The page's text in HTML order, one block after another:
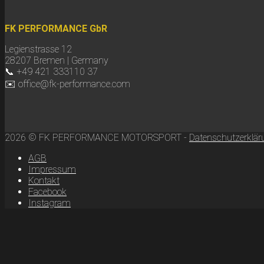
FK PERFORMANCE GbR
Legienstrasse 12
28207 Bremen | Germany
📞 +49 421 333110 37
✉️ office@fk-performance.com
2026 © FK PERFORMANCE MOTORSPORT -
AGB
Impressum
Kontakt
Facebook
Instagram